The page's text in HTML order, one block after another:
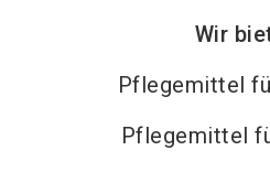
Wir
Pflegemittel
Pflegemittel